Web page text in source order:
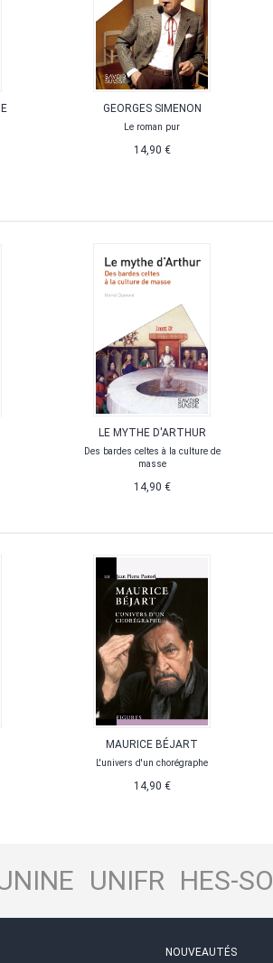
GEORGES SIMENON
Le roman pur
14,90 €
LE MYTHE D'ARTHUR
Des bardes celtes à la culture de
masse
14,90 €
MAURICE BÉJART
L'univers d'un chorégraphe
14,90 €
UNIFR HES-SO
NOUVEAUTÉS